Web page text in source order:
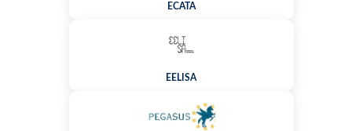
ECATA
EELISA